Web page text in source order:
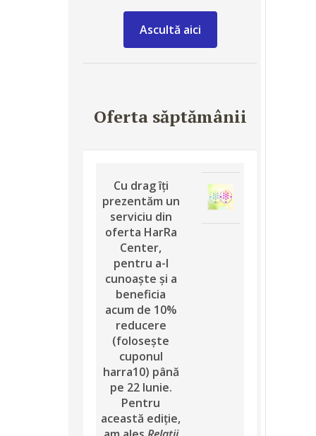
Ascultă aici
Oferta săptămânii
Cu drag îți
prezentăm un
serviciu din
oferta HarRa
Center,
pentru a-l
cunoaște şi a
beneficia
acum de 10%
reducere
(folosește
cuponul
harra10) până
pe 22 Iunie.
Pentru
această ediție,